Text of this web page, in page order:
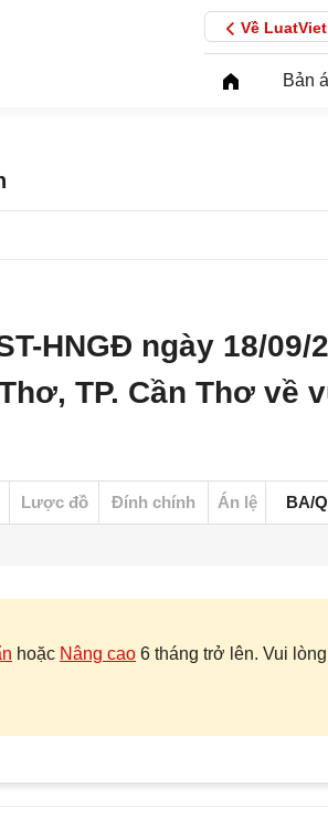
Về
Bản
HNGĐ ngày 18/09/
TP. Cần Thơ về
Lược đồ Đính chính Án lệ BA/
hoặc Nâng cao 6 tháng trở lên. Vui lòng